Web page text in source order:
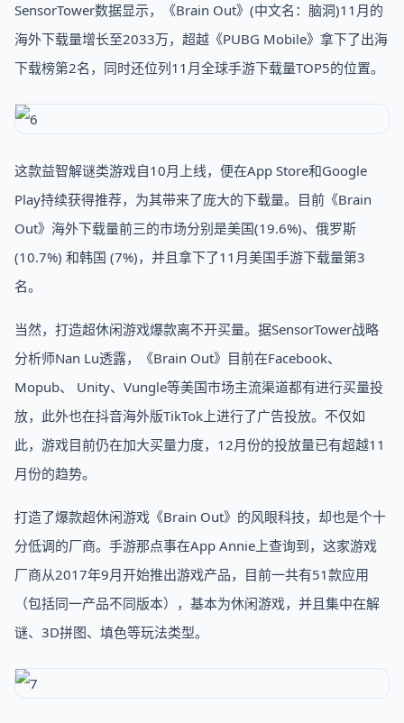
SensorTower数据显示，《Brain Out》(中文名：脑洞)11月的
海外下载量增长至2033万，超越《PUBG Mobile》拿下了出海
下载榜第2名，同时还位列11月全球手游下载量TOP5的位置。
这款益智解谜类游戏自10月上线，便在App Store和Google
Play持续获得推荐，为其带来了庞大的下载量。目前《Brain
Out》海外下载量前三的市场分别是美国(19.6%)、俄罗斯
(10.7%) 和韩国 (7%)，并且拿下了11月美国手游下载量第3
名。
当然，打造超休闲游戏爆款离不开买量。据SensorTower战略
分析师Nan Lu透露，《Brain Out》目前在Facebook、
Mopub、 Unity、Vungle等美国市场主流渠道都有进行买量投
放，此外也在抖音海外版TikTok上进行了广告投放。不仅如
此，游戏目前仍在加大买量力度，12月份的投放量已有超越11
月份的趋势。
打造了爆款超休闲游戏《Brain Out》的风眼科技，却也是个十
分低调的厂商。手游那点事在App Annie上查询到，这家游戏
厂商从2017年9月开始推出游戏产品，目前一共有51款应用
（包括同一产品不同版本），基本为休闲游戏，并且集中在解
谜、3D拼图、填色等玩法类型。